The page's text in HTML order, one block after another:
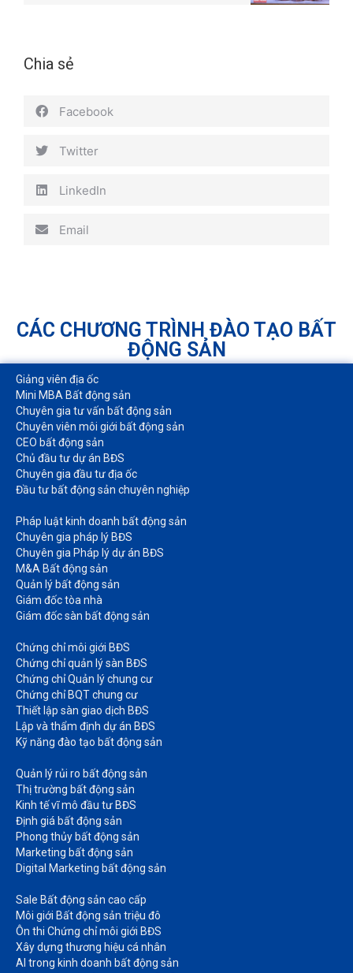
Chia sẻ
Facebook
Twitter
LinkedIn
Email
CÁC CHƯƠNG TRÌNH ĐÀO TẠO BẤT
ĐỘNG SẢN
Giảng viên địa ốc
Mini MBA Bất động sản
Chuyên gia tư vấn bất động sản
Chuyên viên môi giới bất động sản​
CEO bất động sản
Chủ đầu tư dự án BĐS
Chuyên gia đầu tư địa ốc​
Đầu tư bất động sản chuyên nghiệp
Pháp luật kinh doanh bất động sản​
Chuyên gia pháp lý BĐS
Chuyên gia Pháp lý dự án BĐS
M&A Bất động sản​
Quản lý bất động sản
Giám đốc tòa nhà​
Giám đốc sàn bất động sản
Chứng chỉ môi giới BĐS​
Chứng chỉ quản lý sàn BĐS
Chứng chỉ Quản lý chung cư​
Chứng chỉ BQT chung cư​
Thiết lập sàn giao dịch BĐS​
Lập và thẩm định dự án BĐS​
Kỹ năng đào tạo bất động sản​
Quản lý rủi ro bất động sản​
Thị trường bất động sản​
Kinh tế vĩ mô đầu tư BĐS​
Định giá bất động sản​
Phong thủy bất động sản​
Marketing bất động sản​
Digital Marketing bất động sản​
Sale Bất động sản cao cấp​
Môi giới Bất động sản triệu đô​
Ôn thi Chứng chỉ môi giới BĐS​
Xây dựng thương hiệu cá nhân​
AI trong kinh doanh bất động sản​